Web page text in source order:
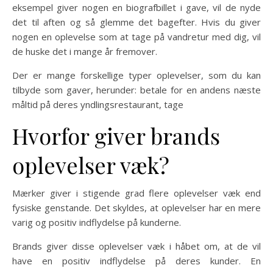
eksempel giver nogen en biografbillet i gave, vil de nyde
det til aften og så glemme det bagefter. Hvis du giver
nogen en oplevelse som at tage på vandretur med dig, vil
de huske det i mange år fremover.
Der er mange forskellige typer oplevelser, som du kan
tilbyde som gaver, herunder: betale for en andens næste
måltid på deres yndlingsrestaurant, tage
Hvorfor giver brands
oplevelser væk?
Mærker giver i stigende grad flere oplevelser væk end
fysiske genstande. Det skyldes, at oplevelser har en mere
varig og positiv indflydelse på kunderne.
Brands giver disse oplevelser væk i håbet om, at de vil
have en positiv indflydelse på deres kunder. En